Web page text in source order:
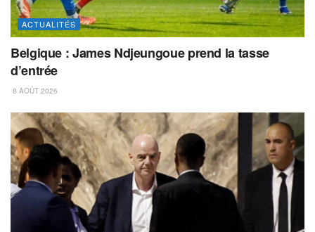
ACTUALITÉS
Belgique : James Ndjeungoue prend la tasse
d’entrée
8 AOÛT 2026